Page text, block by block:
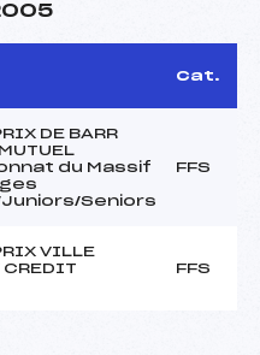
Cat.
DE BARR
du Massif
Seniors
FFS
VILLE
CREDIT
FFS